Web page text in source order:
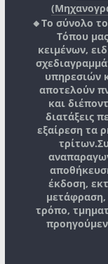
🔸Το σύνολο
Τόπου
κειμένων,
υπηρεσιών
αποτελούν
και
διατάξεις
εξαίρεση τα
τρίτων.
έκδοση,
τρόπο,